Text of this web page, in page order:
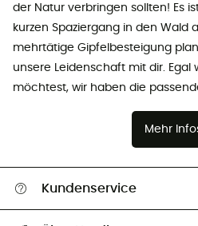
der Natur verbringen sollten! Es
kurzen Spaziergang in den Wald
mehrtätige Gipfelbesteigung
unsere Leidenschaft mit dir.
möchtest, wir haben die
Mehr
Kundenservice